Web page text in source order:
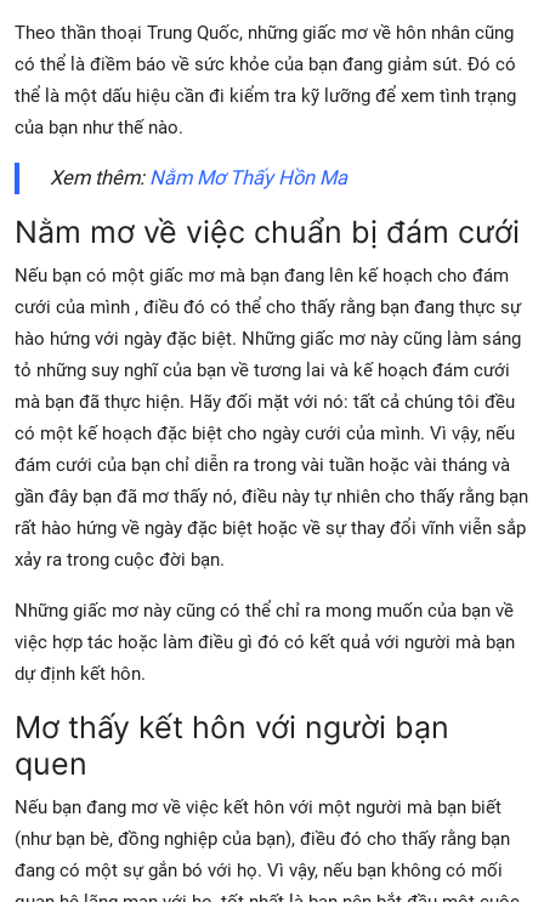
Theo thần thoại Trung Quốc, những giấc mơ về hôn nhân cũng
có thể là điềm báo về sức khỏe của bạn đang giảm sút. Đó có
thể là một dấu hiệu cần đi kiểm tra kỹ lưỡng để xem tình trạng
của bạn như thế nào.
Xem thêm: Nằm Mơ Thấy Hồn Ma
Nằm mơ về việc chuẩn bị đám cưới
Nếu bạn có một giấc mơ mà bạn đang lên kế hoạch cho đám
cưới của mình , điều đó có thể cho thấy rằng bạn đang thực sự
hào hứng với ngày đặc biệt. Những giấc mơ này cũng làm sáng
tỏ những suy nghĩ của bạn về tương lai và kế hoạch đám cưới
mà bạn đã thực hiện. Hãy đối mặt với nó: tất cả chúng tôi đều
có một kế hoạch đặc biệt cho ngày cưới của mình. Vì vậy, nếu
đám cưới của bạn chỉ diễn ra trong vài tuần hoặc vài tháng và
gần đây bạn đã mơ thấy nó, điều này tự nhiên cho thấy rằng bạn
rất hào hứng về ngày đặc biệt hoặc về sự thay đổi vĩnh viễn sắp
xảy ra trong cuộc đời bạn.
Những giấc mơ này cũng có thể chỉ ra mong muốn của bạn về
việc hợp tác hoặc làm điều gì đó có kết quả với người mà bạn
dự định kết hôn.
Mơ thấy kết hôn với người bạn
quen
Nếu bạn đang mơ về việc kết hôn với một người mà bạn biết
(như bạn bè, đồng nghiệp của bạn), điều đó cho thấy rằng bạn
đang có một sự gắn bó với họ. Vì vậy, nếu bạn không có mối